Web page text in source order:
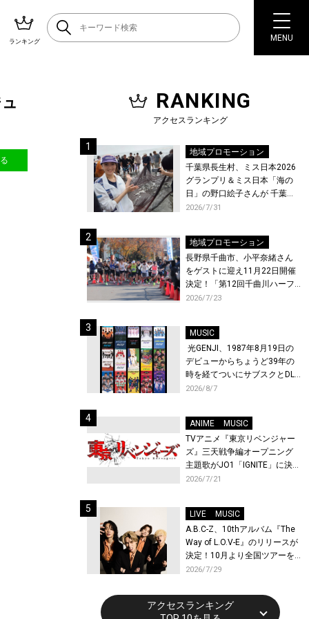
ランキング MENU
RANKING
アクセスランキング
地域プロモーション
千葉県長生村、ミス日本2026
グランプリ＆ミス日本「海の
日」の野口絵子さんが 千葉県
唯一の村・長生村で地引網を
2026/7/31
地域プロモーション
長野県千曲市、小平奈緒さん
をゲストに迎え11月22日開催
決定！「第12回千曲川ハーフ
マラソン」エントリー受付開
2026/7/23
MUSIC
光GENJI、1987年8月19日の
デビューからちょうど39年の
時を経てついにサブスクとDL
配信が解禁！
2026/8/7
ANIME
MUSIC
TVアニメ『東京リベンジャー
ズ』三天戦争編オープニング
主題歌がJO1「IGNITE」に決
定！メンバー全員から喜びと
先行上映会を開催！
2026/7/21
LIVE
MUSIC
A.B.C-Z、10thアルバム『The
Way of L.O.V-E』のリリースが
決定！10月より全国ツアーを
開催！
2026/7/29
アクセスランキング